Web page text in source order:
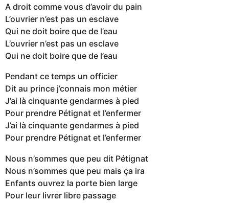
A droit comme vous d’avoir du pain
L’ouvrier n’est pas un esclave
Qui ne doit boire que de l’eau
L’ouvrier n’est pas un esclave
Qui ne doit boire que de l’eau
Pendant ce temps un officier
Dit au prince j’connais mon métier
J’ai là cinquante gendarmes à pied
Pour prendre Pétignat et l’enfermer
J’ai là cinquante gendarmes à pied
Pour prendre Pétignat et l’enfermer
Nous n’sommes que peu dit Pétignat
Nous n’sommes que peu mais ça ira
Enfants ouvrez la porte bien large
Pour leur livrer libre passage